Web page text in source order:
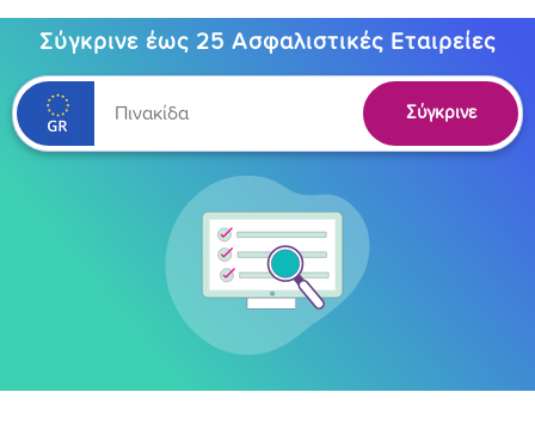
Σύγκρινε έως 25 Ασφαλιστικές Εταιρείες
Σύγκρινε